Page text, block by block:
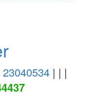
23040534 | | |